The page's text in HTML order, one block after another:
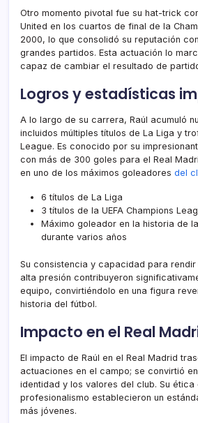
Otro momento pivotal fue su hat-trick
United en los cuartos de final de la
2000, lo que consolidó su reputación
grandes partidos. Esta actuación lo
capaz de cambiar el resultado de
Logros y estadísticas
A lo largo de su carrera, Raúl acumuló
incluidos múltiples títulos de La Liga y
League. Es conocido por su
con más de 300 goles para el Real
en uno de los máximos goleadores del
6 títulos de La Liga
3 títulos de la UEFA Champions
Máximo goleador en la historia de
durante varios años
Su consistencia y capacidad para
alta presión contribuyeron
equipo, convirtiéndolo en una figura
historia del fútbol.
Impacto en el Real
El impacto de Raúl en el Real Madrid
actuaciones en el campo; se convirtió
identidad y los valores del club. Su
profesionalismo establecieron un
más jóvenes.